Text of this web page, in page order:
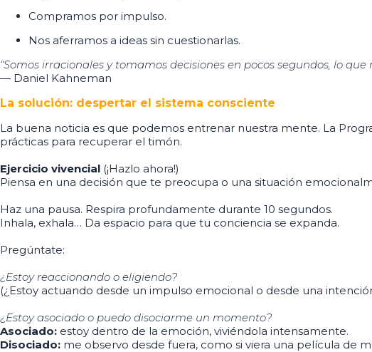
Compramos por impulso.
Nos aferramos a ideas sin cuestionarlas.
“Somos irracionales y tomamos decisiones en pocos segundos, lo que
— Daniel Kahneman
La solución: despertar el sistema consciente
La buena noticia es que podemos entrenar nuestra mente. La
prácticas para recuperar el timón.
Ejercicio vivencial (¡Hazlo ahora!)
Piensa en una decisión que te preocupa o una situación
Haz una pausa. Respira profundamente durante 10 segundos.
Inhala, exhala… Da espacio para que tu conciencia se expanda.
Pregúntate:
¿Estoy reaccionando o eligiendo?
(¿Estoy actuando desde un impulso emocional o desde una
¿Estoy asociado o puedo disociarme un momento?
Asociado: estoy dentro de la emoción, viviéndola intensamente.
Disociado: me observo desde fuera, como si viera una película de